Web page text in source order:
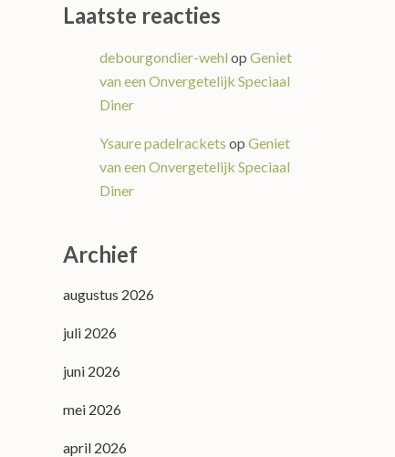
Laatste reacties
debourgondier-wehl op Geniet
van een Onvergetelijk Speciaal
Diner
Ysaure padelrackets op Geniet
van een Onvergetelijk Speciaal
Diner
Archief
augustus 2026
juli 2026
juni 2026
mei 2026
april 2026